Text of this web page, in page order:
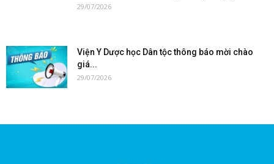
29/07/2026
Viện Y Dược học Dân tộc thông báo mời chào
giá...
29/07/2026